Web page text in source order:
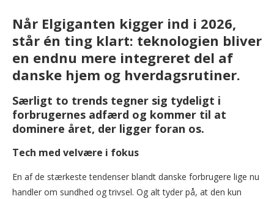
Når Elgiganten kigger ind i 2026,
står én ting klart: teknologien bliver
en endnu mere integreret del af
danske hjem og hverdagsrutiner.
Særligt to trends tegner sig tydeligt i
forbrugernes adfærd og kommer til at
dominere året, der ligger foran os.
Tech med velvære i fokus
En af de stærkeste tendenser blandt danske forbrugere lige nu
handler om sundhed og trivsel. Og alt tyder på, at den kun